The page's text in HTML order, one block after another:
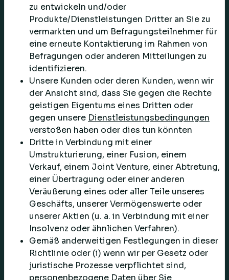
zu entwickeln und/oder
Produkte/Dienstleistungen Dritter an Sie zu
vermarkten und um Befragungsteilnehmer für
eine erneute Kontaktierung im Rahmen von
Befragungen oder anderen Mitteilungen zu
identifizieren.
Unsere Kunden oder deren Kunden, wenn wir
der Ansicht sind, dass Sie gegen die Rechte
geistigen Eigentums eines Dritten oder
gegen unsere Dienstleistungsbedingungen
verstoßen haben oder dies tun könnten
Dritte in Verbindung mit einer
Umstrukturierung, einer Fusion, einem
Verkauf, einem Joint Venture, einer Abtretung,
einer Übertragung oder einer anderen
Veräußerung eines oder aller Teile unseres
Geschäfts, unserer Vermögenswerte oder
unserer Aktien (u. a. in Verbindung mit einer
Insolvenz oder ähnlichen Verfahren).
Gemäß anderweitigen Festlegungen in dieser
Richtlinie oder (i) wenn wir per Gesetz oder
juristische Prozesse verpflichtet sind,
personenbezogene Daten über Sie